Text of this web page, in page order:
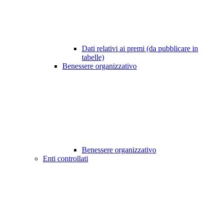
Dati relativi ai premi (da pubblicare in
tabelle)
Benessere organizzativo
Benessere organizzativo
Enti controllati